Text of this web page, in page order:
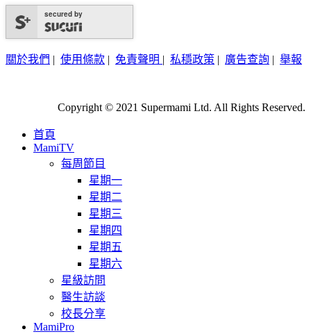
secured by
關於我們 | 使用條款 | 免責聲明 | 私穩政策 | 廣告查詢 | 舉報
Copyright © 2021 Supermami Ltd. All Rights Reserved.
首頁
MamiTV
每周節目
星期一
星期二
星期三
星期四
星期五
星期六
星級訪問
醫生訪談
校長分享
MamiPro